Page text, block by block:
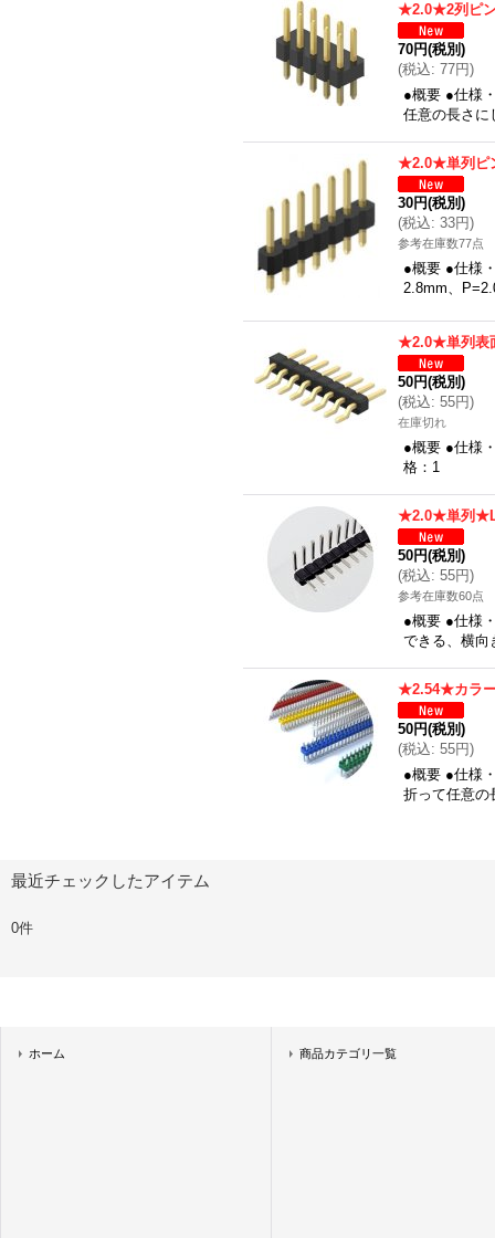
★2.0★2列ピ
70円(税別)
(税込: 77円)
●概要 ●仕様
任意の長さに
★2.0★単列ピ
30円(税別)
(税込: 33円)
参考在庫数77点
●概要 ●仕様
2.8mm、
★2.0★単列表
50円(税別)
(税込: 55円)
在庫切れ
●概要 ●仕様
格：1
★2.0★単列★L
50円(税別)
(税込: 55円)
参考在庫数60点
●概要 ●仕様
できる、横向
★2.54★カラー
50円(税別)
(税込: 55円)
●概要 ●仕様
折って任意の
最近チェックしたアイテム
0件
ホーム 商品カテゴリ一覧